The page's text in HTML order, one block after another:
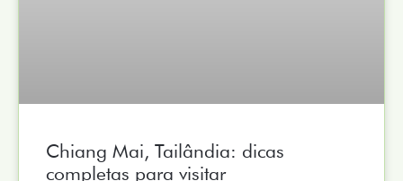
Chiang Mai, Tailândia: dicas
completas para visitar